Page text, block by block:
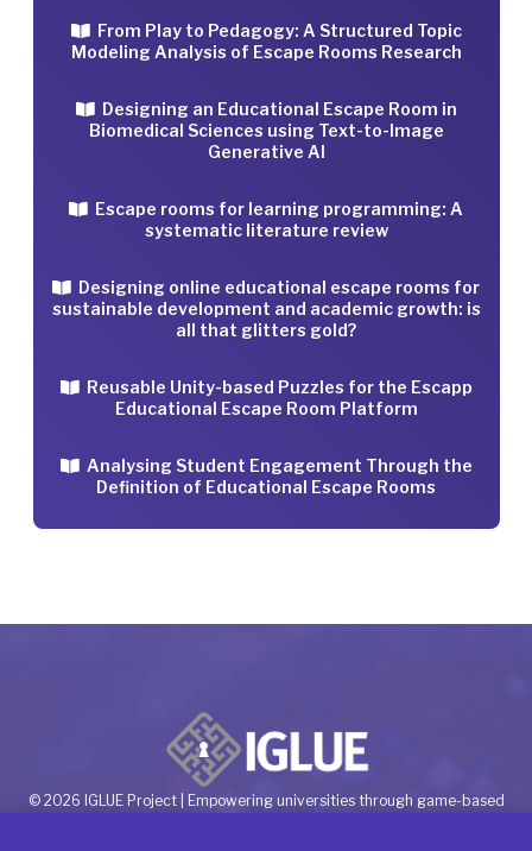
From Play to Pedagogy: A Structured Topic
Modeling Analysis of Escape Rooms Research
Designing an Educational Escape Room in
Biomedical Sciences using Text-to-Image
Generative AI
Escape rooms for learning programming: A
systematic literature review
Designing online educational escape rooms for
sustainable development and academic growth: is
all that glitters gold?
Reusable Unity-based Puzzles for the Escapp
Educational Escape Room Platform
Analysing Student Engagement Through the
Definition of Educational Escape Rooms
© 2026 IGLUE Project | Empowering universities through game-based